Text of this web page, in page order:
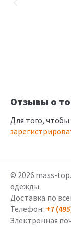
Отзывы о
Для того,
© 2026 mass-
одежды.
Доставка по
Телефон: +7
Электронная